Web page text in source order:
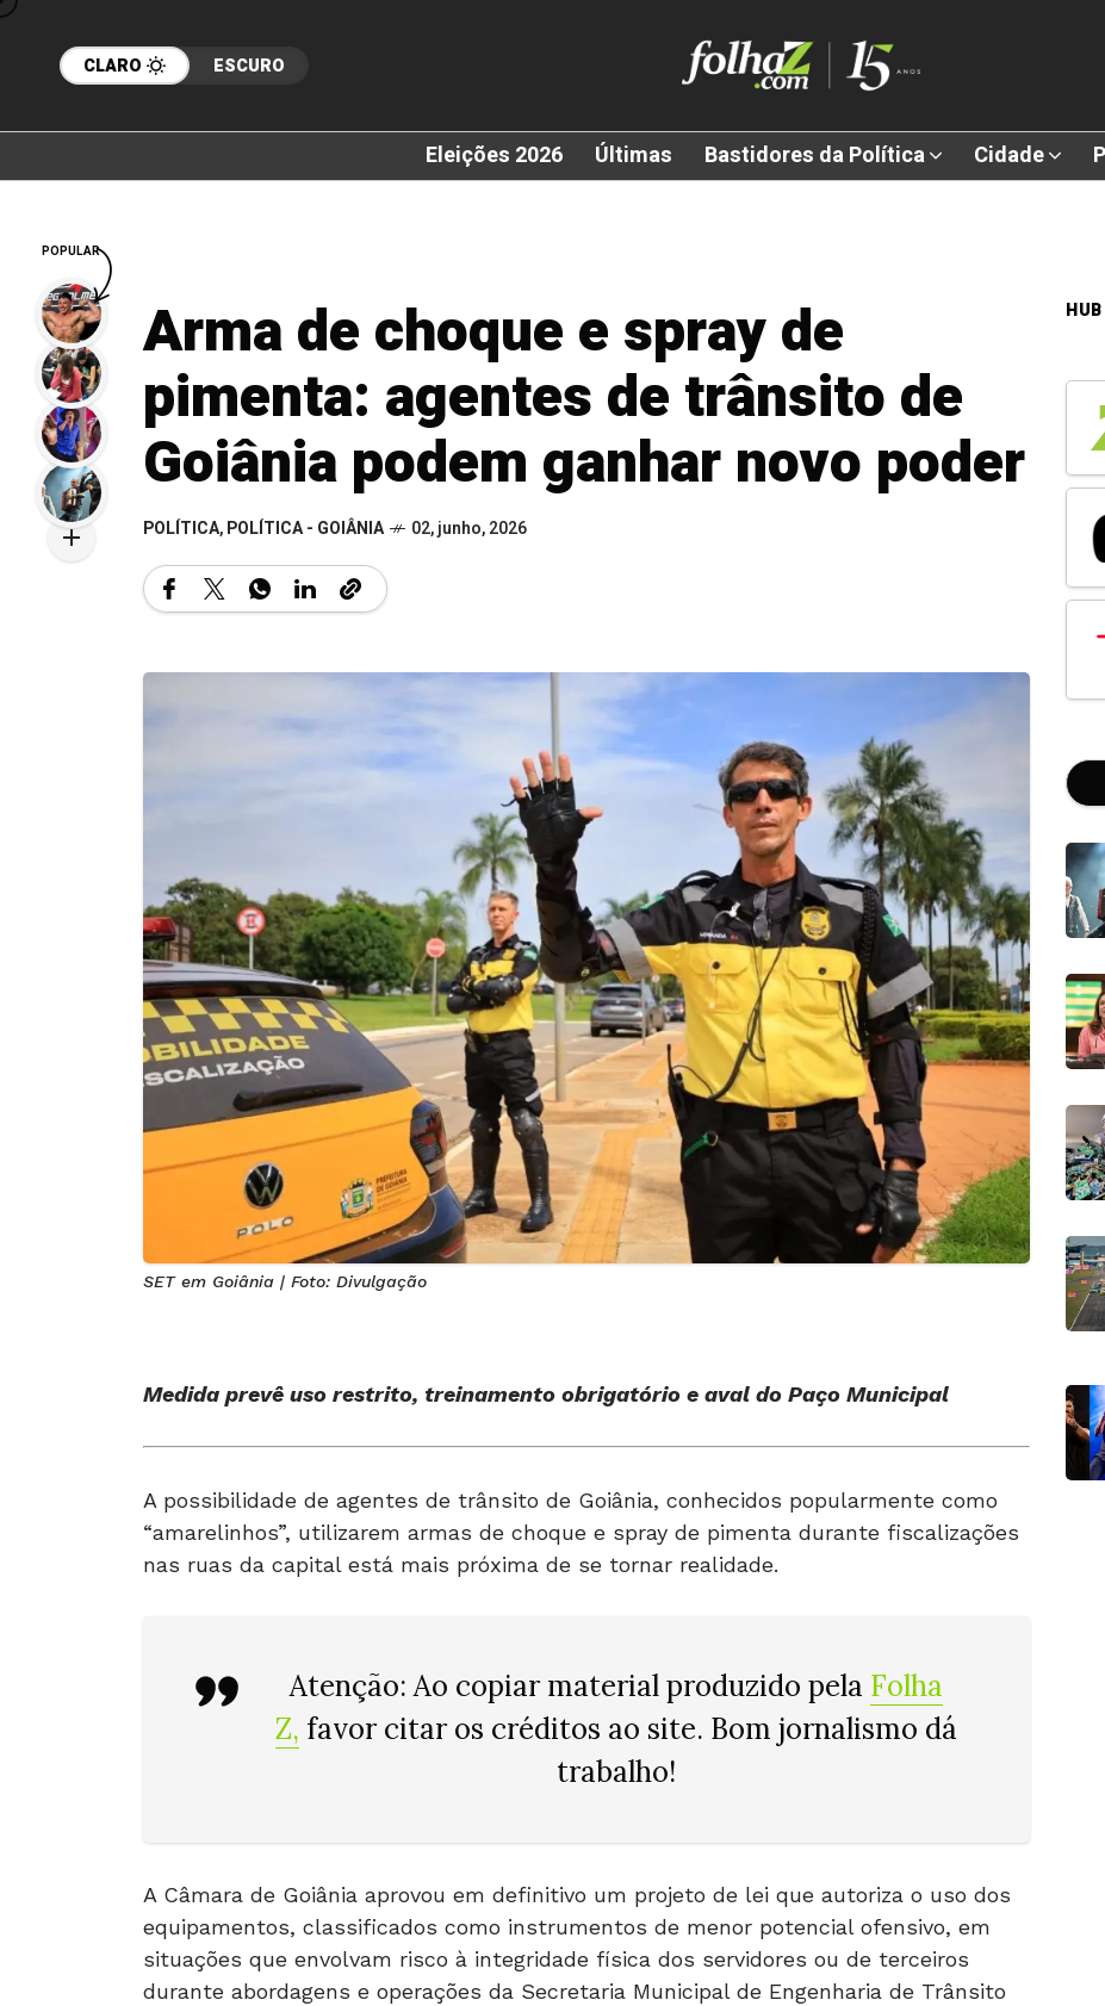
CLARO ESCURO
Eleições 2026 Últimas Bastidores da Política Cidade
Arma de choque e spray de
pimenta: agentes de trânsito de
Goiânia podem ganhar novo poder
POLÍTICA,POLÍTICA - GOIÂNIA 02, junho, 2026
SET em Goiânia | Foto: Divulgação
Medida prevê uso restrito, treinamento obrigatório e aval do Paço Municipal
A possibilidade de agentes de trânsito de Goiânia, conhecidos popularmente como
“amarelinhos”, utilizarem armas de choque e spray de pimenta durante fiscalizações
nas ruas da capital está mais próxima de se tornar realidade.
Atenção: Ao copiar material produzido pela Folha
Z, favor citar os créditos ao site. Bom jornalismo dá
trabalho!
A Câmara de Goiânia aprovou em definitivo um projeto de lei que autoriza o uso dos
equipamentos, classificados como instrumentos de menor potencial ofensivo, em
situações que envolvam risco à integridade física dos servidores ou de terceiros
durante abordagens e operações da Secretaria Municipal de Engenharia de Trânsito
POPULAR